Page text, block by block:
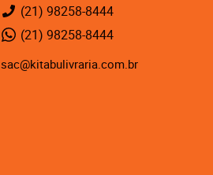
(21) 98258-8444
(21) 98258-8444
sac@kitabulivraria.com.br